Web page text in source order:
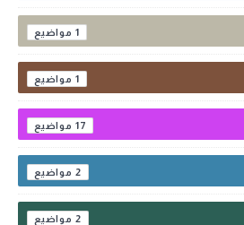
1
1
17
2
2